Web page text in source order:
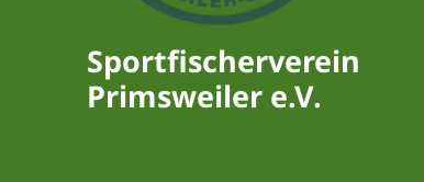
Sportfischerverein
Primsweiler e.V.